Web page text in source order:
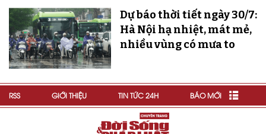
Dự báo thời tiết ngày 30/7:
Hà Nội hạ nhiệt, mát mẻ,
nhiều vùng có mưa to
RSS GIỚI THIỆU TIN TỨC 24H BÁO MỚI